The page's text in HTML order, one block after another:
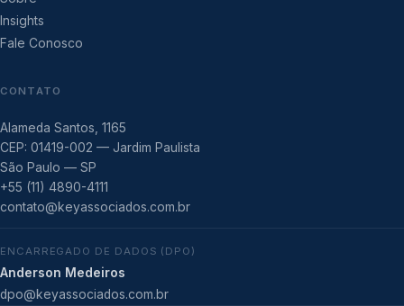
Insights
Fale Conosco
CONTATO
Alameda Santos, 1165
CEP: 01419-002 — Jardim Paulista
São Paulo — SP
+55 (11) 4890-4111
contato@keyassociados.com.br
ENCARREGADO DE DADOS (DPO)
Anderson Medeiros
dpo@keyassociados.com.br